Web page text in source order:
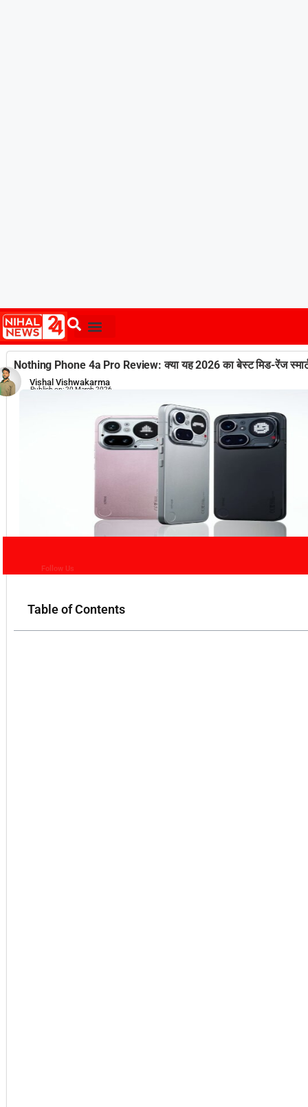
Nothing Phone 4a Pro Review: क्या यह 2026 का बेस्ट मिड-रेंज
Vishal Vishwakarma
Publish on:20 March 2026
Follow Us
Table of Contents